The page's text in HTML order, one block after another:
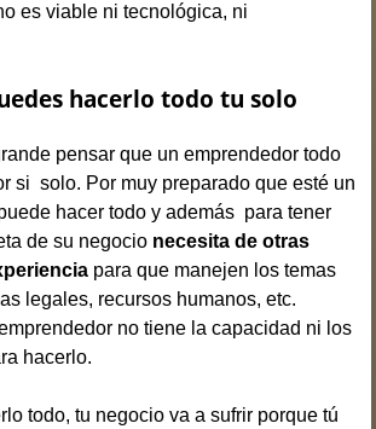
es viable ni tecnológica, ni
hacerlo todo tu solo
pensar que un emprendedor todo
si solo. Por muy preparado que esté un
hacer todo y además para tener
de su negocio necesita de otras
para que manejen los temas
legales, recursos humanos, etc.
no tiene la capacidad ni los
hacerlo.
todo, tu negocio va a sufrir porque tú